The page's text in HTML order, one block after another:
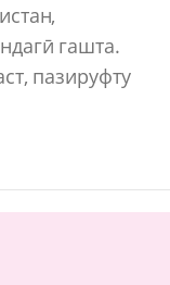
гашта.
пазируфту